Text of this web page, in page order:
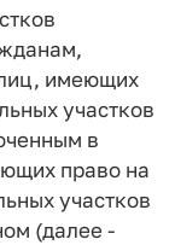
имеющих
участков
в
право на
участков
(далее -